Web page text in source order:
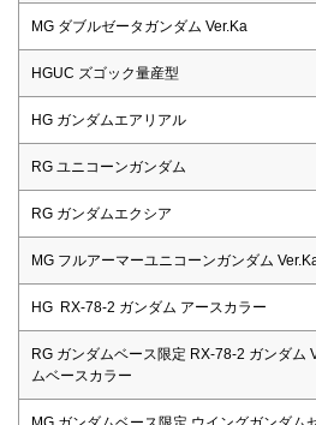
MG ダブルゼータガンダム Ver.Ka
HGUC ズゴック量産型
HG ガンダムエアリアル
RG ユニコーンガンダム
RG ガンダムエクシア
MG フルアーマーユニコーンガンダム
HG RX-78-2 ガンダム アースカラー
RG ガンダムベース限定 RX-78-2 ガンダム
ムベースカラー